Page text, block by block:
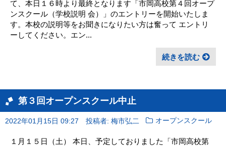
て、本日１６時より最終となります「市岡高校第４回オープ
ンスクール（学校説明 会）」のエントリーを開始いたしま
す。本校の説明等をお聞きになりたい方は奮って エントリ
ーしてください。エン...
続きを読む
第３回オープンスクール中止
2022年01月15日 09:27 投稿者: 梅市弘二 オープンスクール
１月１５日（土） 本日、予定しておりました「市岡高校第